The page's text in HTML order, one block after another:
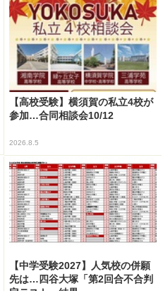
【高校受験】横須賀の私立4校が
参加…合同相談会10/12
2026.8.5
【中学受験2027】人気校の併願
先は…四谷大塚「第2回合不合判